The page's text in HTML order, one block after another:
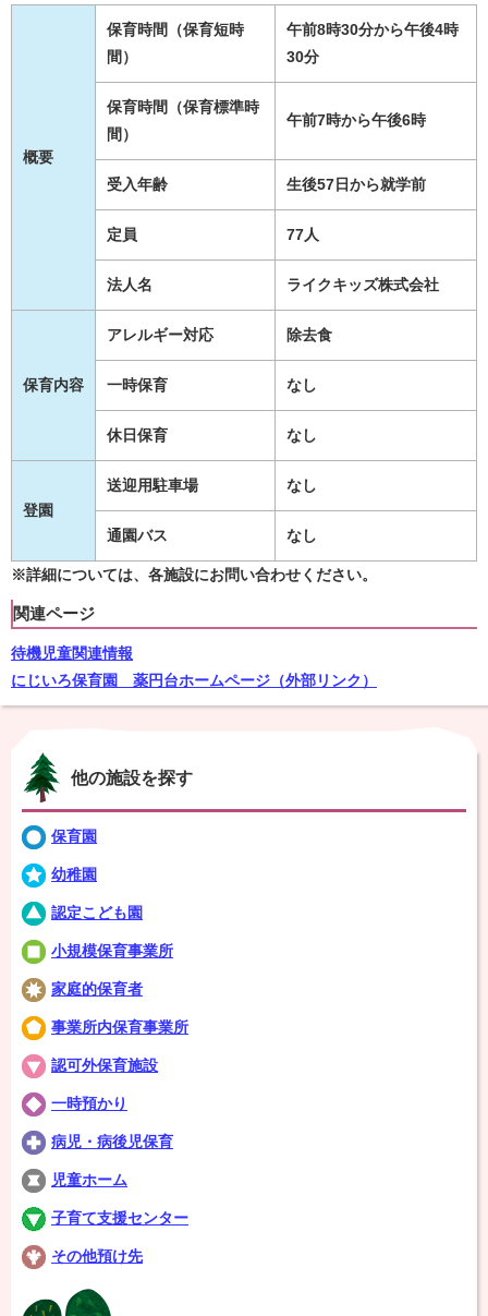
概要
保育時間（保育短時
間）
午前8時30分から午後4時
30分
保育時間（保育標準時
間）
午前7時から午後6時
受入年齢 生後57日から就学前
定員 77人
法人名 ライクキッズ株式会社
保育内容
アレルギー対応 除去食
一時保育 なし
休日保育 なし
登園
送迎用駐車場 なし
通園バス なし
※詳細については、各施設にお問い合わせください。
関連ページ
待機児童関連情報
にじいろ保育園 薬円台ホームページ（外部リンク）
他の施設を探す
保育園
幼稚園
認定こども園
小規模保育事業所
家庭的保育者
事業所内保育事業所
認可外保育施設
一時預かり
病児・病後児保育
児童ホーム
子育て支援センター
その他預け先